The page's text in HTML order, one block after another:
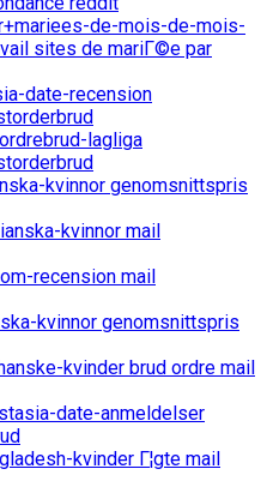
de-mois-de-mois-
sites de mariГ©e par
date-recension
lagliga
kvinnor genomsnittspris
kvinnor mail
recension mail
kvinnor genomsnittspris
kvinder brud ordre mail
date-anmeldelser
kvinder Г¦gte mail